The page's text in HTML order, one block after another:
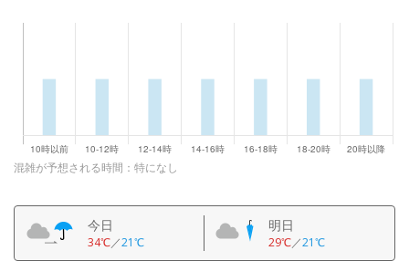
混雑が予想される時間：特になし
今日
34℃／21℃
明日
29℃／21℃